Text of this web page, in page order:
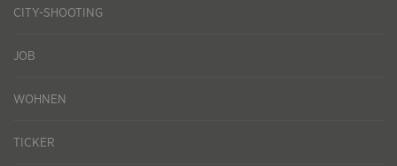
CITY-SHOOTING
JOB
WOHNEN
TICKER